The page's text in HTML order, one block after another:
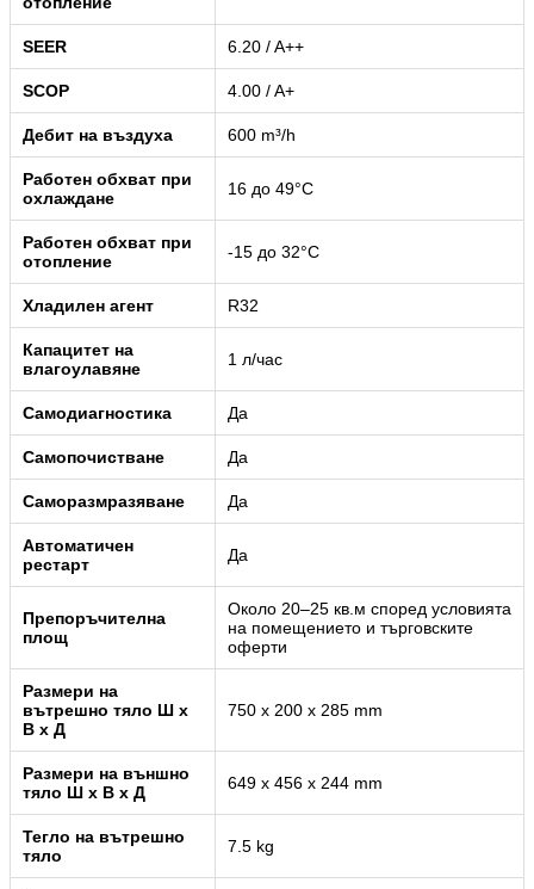
SEER 6.20 / A++
SCOP 4.00 / A+
Дебит на въздуха 600 m³/h
Работен обхват при
охлаждане
16 до 49°C
Работен обхват при
отопление
-15 до 32°C
Хладилен агент R32
Капацитет на
влагоулавяне
1 л/час
Самодиагностика Да
Самопочистване Да
Саморазмразяване Да
Автоматичен
рестарт
Да
Препоръчителна
площ
Около 20–25 кв.м според условията
на помещението и търговските
оферти
Размери на
вътрешно тяло Ш x
В x Д
750 x 200 x 285 mm
Размери на външно
тяло Ш x В x Д
649 x 456 x 244 mm
Тегло на вътрешно
тяло
7.5 kg